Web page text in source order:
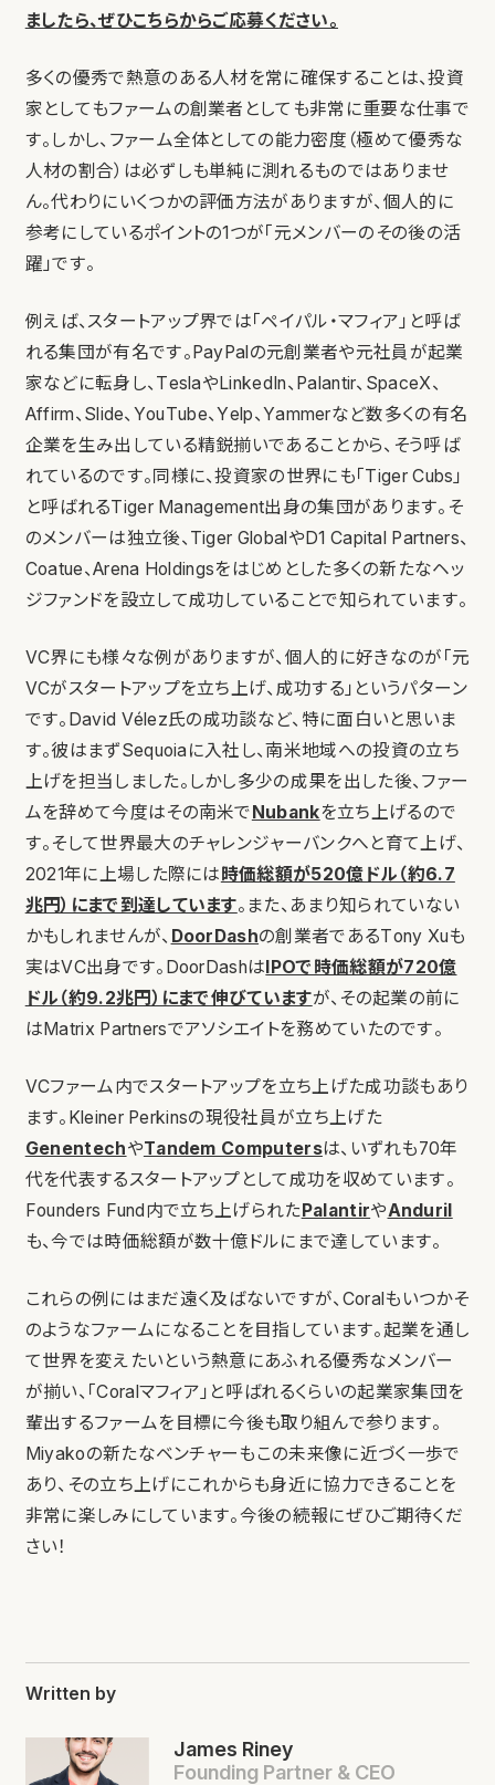
ましたら、ぜひこちらからご応募ください。
多くの優秀で熱意のある人材を常に確保することは、投資
家としてもファームの創業者としても非常に重要な仕事で
す。しかし、ファーム全体としての能力密度（極めて優秀な
人材の割合）は必ずしも単純に測れるものではありませ
ん。代わりにいくつかの評価方法がありますが、個人的に
参考にしているポイントの1つが「元メンバーのその後の活
躍」です。
例えば、スタートアップ界では「ペイパル・マフィア」と呼ば
れる集団が有名です。PayPalの元創業者や元社員が起業
家などに転身し、TeslaやLinkedIn、Palantir、SpaceX、
Affirm、Slide、YouTube、Yelp、Yammerなど数多くの有名
企業を生み出している精鋭揃いであることから、そう呼ば
れているのです。同様に、投資家の世界にも「Tiger Cubs」
と呼ばれるTiger Management出身の集団があります。そ
のメンバーは独立後、Tiger GlobalやD1 Capital Partners、
Coatue、Arena Holdingsをはじめとした多くの新たなヘッ
ジファンドを設立して成功していることで知られています。
VC界にも様々な例がありますが、個人的に好きなのが「元
VCがスタートアップを立ち上げ、成功する」というパターン
です。David Vélez氏の成功談など、特に面白いと思いま
す。彼はまずSequoiaに入社し、南米地域への投資の立ち
上げを担当しました。しかし多少の成果を出した後、ファー
ムを辞めて今度はその南米でNubankを立ち上げるので
す。そして世界最大のチャレンジャーバンクへと育て上げ、
2021年に上場した際には時価総額が520億ドル（約6.7
兆円）にまで到達しています。また、あまり知られていない
かもしれませんが、 DoorDashの創業者であるTony Xuも
実はVC出身です。DoorDashはIPOで時価総額が720億
ドル（約9.2兆円）にまで伸びていますが、その起業の前に
はMatrix Partnersでアソシエイトを務めていたのです。
VCファーム内でスタートアップを立ち上げた成功談もあり
ます。Kleiner Perkinsの現役社員が立ち上げた
GenentechやTandem Computersは、いずれも70年
代を代表するスタートアップとして成功を収めています。
Founders Fund内で立ち上げられたPalantirやAnduril
も、今では時価総額が数十億ドルにまで達しています。
これらの例にはまだ遠く及ばないですが、Coralもいつかそ
のようなファームになることを目指しています。起業を通し
て世界を変えたいという熱意にあふれる優秀なメンバー
が揃い、「Coralマフィア」と呼ばれるくらいの起業家集団を
輩出するファームを目標に今後も取り組んで参ります。
Miyakoの新たなベンチャーもこの未来像に近づく一歩で
あり、その立ち上げにこれからも身近に協力できることを
非常に楽しみにしています。今後の続報にぜひご期待くだ
さい！
Written by
James Riney
Founding Partner & CEO